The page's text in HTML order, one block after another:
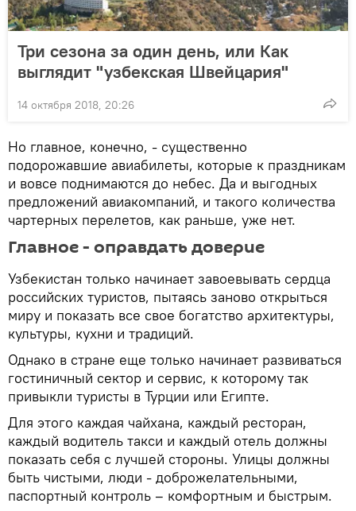
Три сезона за один день, или Как
выглядит "узбекская Швейцария"
14 октября 2018, 20:26
Но главное, конечно, - существенно
подорожавшие авиабилеты, которые к праздникам
и вовсе поднимаются до небес. Да и выгодных
предложений авиакомпаний, и такого количества
чартерных перелетов, как раньше, уже нет.
Главное - оправдать доверие
Узбекистан только начинает завоевывать сердца
российских туристов, пытаясь заново открыться
миру и показать все свое богатство архитектуры,
культуры, кухни и традиций.
Однако в стране еще только начинает развиваться
гостиничный сектор и сервис, к которому так
привыкли туристы в Турции или Египте.
Для этого каждая чайхана, каждый ресторан,
каждый водитель такси и каждый отель должны
показать себя с лучшей стороны. Улицы должны
быть чистыми, люди - доброжелательными,
паспортный контроль – комфортным и быстрым.